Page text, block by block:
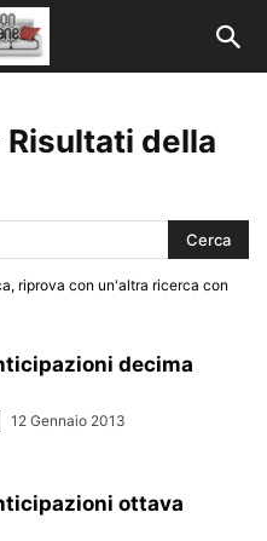
Risultati della
riprova con un'altra ricerca con
decima
12 Gennaio 2013
ottava